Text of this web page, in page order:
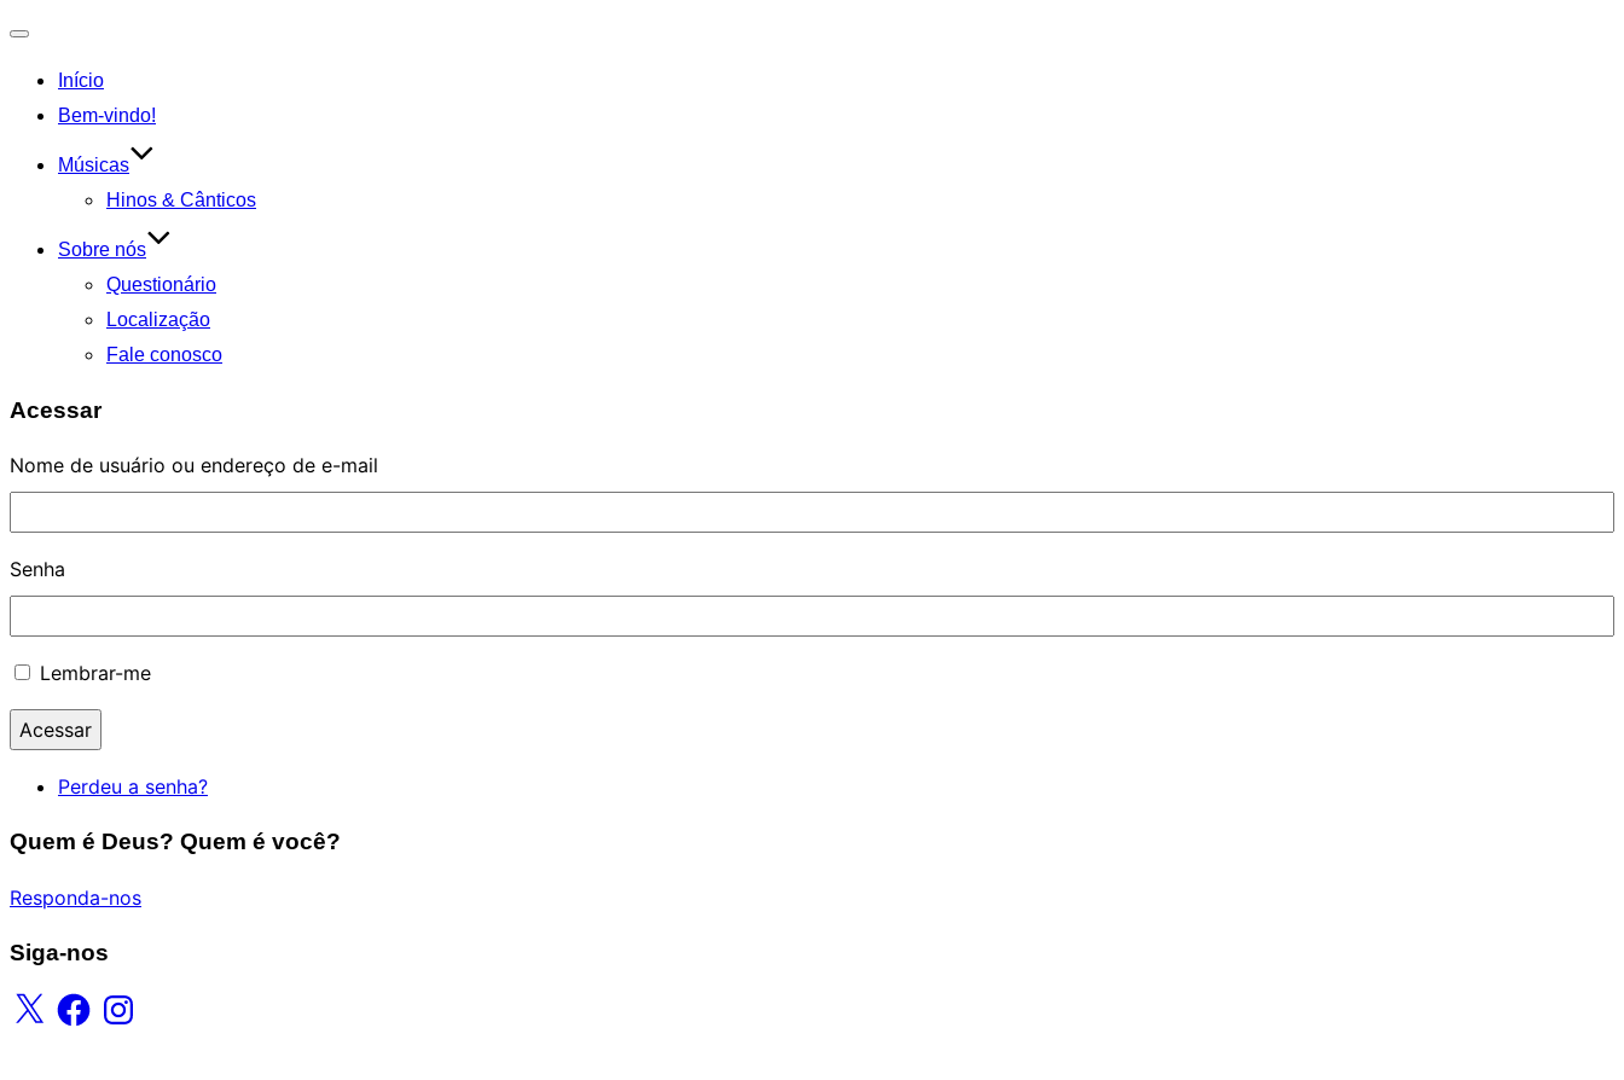
navegação
Início
Bem-vindo!
Músicas
Hinos & Cânticos
Sobre nós
Questionário
Localização
Fale conosco
Acessar
Nome de usuário ou endereço de e-mail
Senha
Lembrar-me
Acessar
Perdeu a senha?
Quem é Deus? Quem é você?
Responda-nos
Siga-nos
X FacebookInstagram